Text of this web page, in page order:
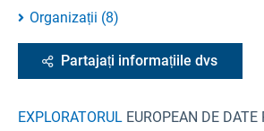
Organizații (8)
Partajați informațiile dvs
EXPLORATORUL EUROPEAN DE